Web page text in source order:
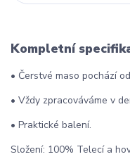
Kompletní
• Čerstvé maso pochází
• Vždy zpracováváme v
• Praktické balení.
Složení: 100% Telecí a